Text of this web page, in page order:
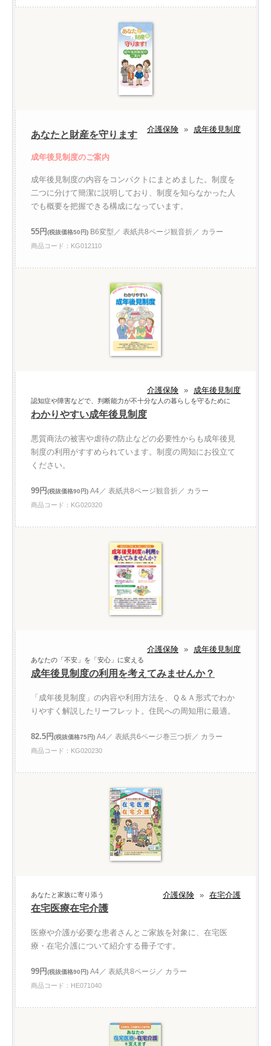
介護保険 » 成年後見制度
あなたと財産を守ります
成年後見制度のご案内
成年後見制度の内容をコンパクトにまとめました。制度を
二つに分けて簡潔に説明しており、制度を知らなかった人
でも概要を把握できる構成になっています。
55円(税抜価格50円) B6変型／ 表紙共8ページ観音折／ カラー
商品コード：KG012110
介護保険 » 成年後見制度
認知症や障害などで、判断能力が不十分な人の暮らしを守るために
わかりやすい成年後見制度
悪質商法の被害や虐待の防止などの必要性からも成年後見
制度の利用がすすめられています。制度の周知にお役立て
ください。
99円(税抜価格90円) A4／ 表紙共8ページ観音折／ カラー
商品コード：KG020320
介護保険 » 成年後見制度
あなたの「不安」を「安心」に変える
成年後見制度の利用を考えてみませんか？
「成年後見制度」の内容や利用方法を、Ｑ＆Ａ形式でわか
りやすく解説したリーフレット。住民への周知用に最適。
82.5円(税抜価格75円) A4／ 表紙共6ページ巻三つ折／ カラー
商品コード：KG020230
介護保険 » 在宅介護
あなたと家族に寄り添う
在宅医療在宅介護
医療や介護が必要な患者さんとご家族を対象に、在宅医
療・在宅介護について紹介する冊子です。
99円(税抜価格90円) A4／ 表紙共8ページ／ カラー
商品コード：HE071040